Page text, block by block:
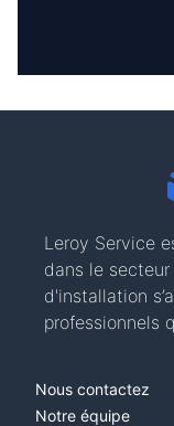
Leroy Service
dans le
d'installation
professionnels
Nous contactez
Notre équipe